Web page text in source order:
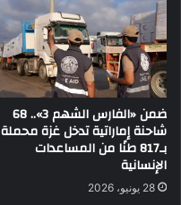
ضمن «الفارس الشهم 3».. 68
شاحنة إماراتية تدخل غزة محملة
بـ817 طنًا من المساعدات
الإنسانية
28 يونيو، 2026